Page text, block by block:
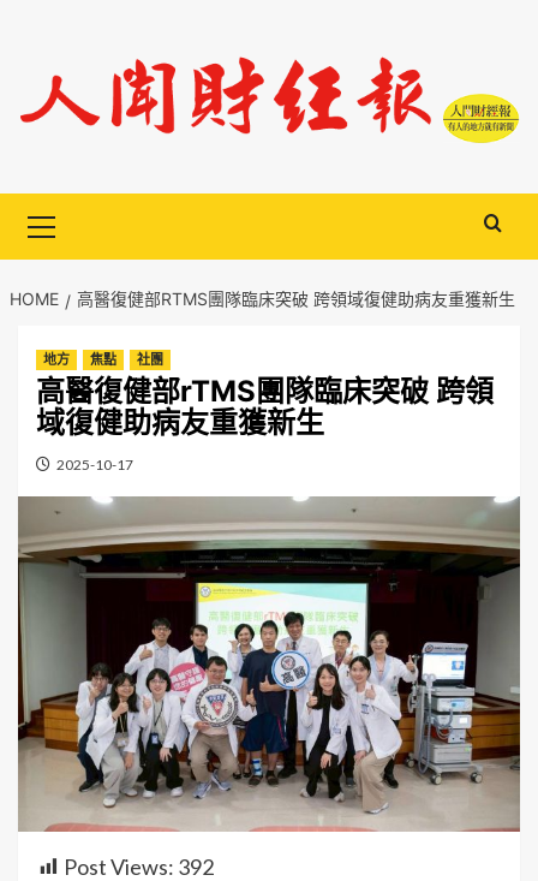
content
Menu
HOME 高醫復健部RTMS團隊臨床突破 跨領域復健助病友重獲新生
地方 焦點 社團
高醫復健部rTMS團隊臨床突破 跨領
域復健助病友重獲新生
2025-10-17
Post Views: 392